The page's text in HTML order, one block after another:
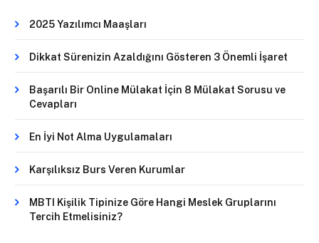
2025 Yazılımcı Maaşları
Dikkat Sürenizin Azaldığını Gösteren 3 Önemli İşaret
Başarılı Bir Online Mülakat İçin 8 Mülakat Sorusu ve
Cevapları
En İyi Not Alma Uygulamaları
Karşılıksız Burs Veren Kurumlar
MBTI Kişilik Tipinize Göre Hangi Meslek Gruplarını
Tercih Etmelisiniz?